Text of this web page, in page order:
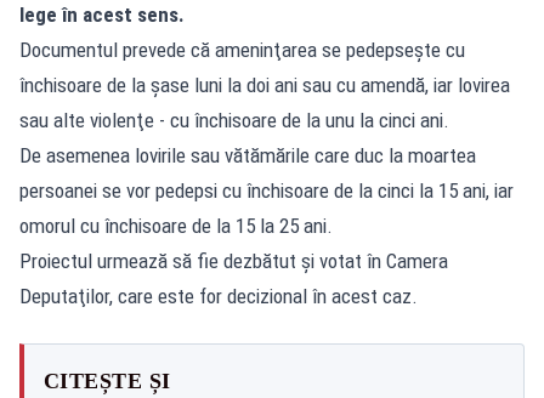
lege în acest sens.
Documentul prevede că ameninţarea se pedepseşte cu
închisoare de la șase luni la doi ani sau cu amendă, iar lovirea
sau alte violenţe - cu închisoare de la unu la cinci ani.
De asemenea lovirile sau vătămările care duc la moartea
persoanei se vor pedepsi cu închisoare de la cinci la 15 ani, iar
omorul cu închisoare de la 15 la 25 ani.
Proiectul urmează să fie dezbătut şi votat în Camera
Deputaţilor, care este for decizional în acest caz.
CITEȘTE ȘI